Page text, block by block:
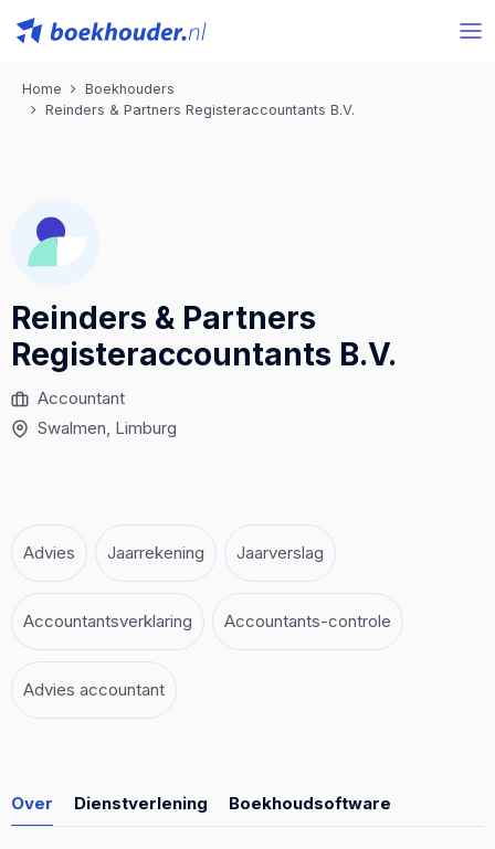
Home
Boekhouders
Reinders & Partners Registeraccountants B.V.
Reinders & Partners
Registeraccountants B.V.
Accountant
Swalmen, Limburg
Advies Jaarrekening Jaarverslag
Accountantsverklaring Accountants-controle
Advies accountant
Over Dienstverlening Boekhoudsoftware